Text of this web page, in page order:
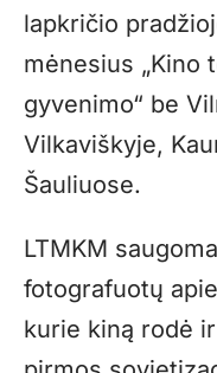
lapkričio
mėnesius „Kino
gyvenimo“ be
Vilkaviškyje,
Šauliuose.
LTMKM
fotografuotų
kurie kiną rodė